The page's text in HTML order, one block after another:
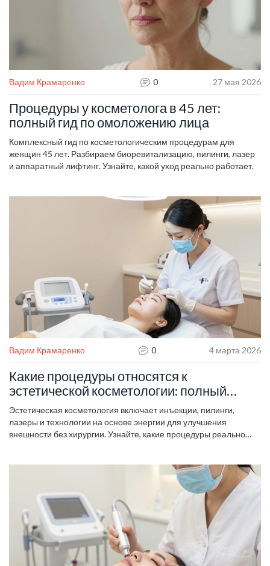
Вадим Крамаренко 0 27 мая 2026
Процедуры у косметолога в 45 лет:
полный гид по омоложению лица
Комплексный гид по косметологическим процедурам для
женщин 45 лет. Разбираем биоревитализацию, пилинги, лазер
и аппаратный лифтинг. Узнайте, какой уход реально работает.
Вадим Крамаренко 0 4 марта 2026
Какие процедуры относятся к
эстетической косметологии: полный
список и что реально работает
Эстетическая косметология включает инъекции, пилинги,
лазеры и технологии на основе энергии для улучшения
внешности без хирургии. Узнайте, какие процедуры реально